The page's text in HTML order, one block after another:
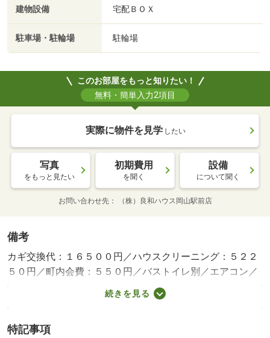
建物設備 宅配ＢＯＸ
駐車場・駐輪場 駐輪場
このお部屋をもっと知りたい！
無料・簡単入力2項目
実際に物件を見学 したい
写真
をもっと見たい
初期費用
を聞く
設備
について聞く
お問い合わせ先 （株）良和ハウス岡山駅前店
備考
カギ交換代：１６５００円／ハウスクリーニング：５２２
５０円／町内会費：５５０円／バストイレ別／エアコン／
クロゼット／浴室乾燥機／室内洗濯置／シューズボックス
／システムキッチン／南向き／角住戸／温水洗浄便座／駐
犯カメラ／ＩＨクッキングヒーター／照明付／全居室洋室
続きを見る
特記事項